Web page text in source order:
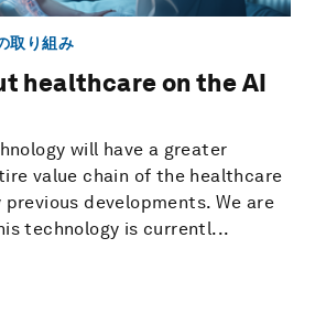
取り組み
healthcare on the AI
will have a greater
value chain of the healthcare
developments. We are
technology is currentl...